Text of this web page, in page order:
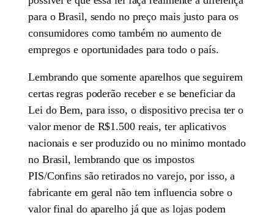
para o Brasil, sendo no preço mais justo para os
consumidores como também no aumento de
empregos e oportunidades para todo o país.
Lembrando que somente aparelhos que seguirem
certas regras poderão receber e se beneficiar da
Lei do Bem, para isso, o dispositivo precisa ter o
valor menor de R$1.500 reais, ter aplicativos
nacionais e ser produzido ou no minimo montado
no Brasil, lembrando que os impostos
PIS/Confins são retirados no varejo, por isso, a
fabricante em geral não tem influencia sobre o
valor final do aparelho já que as lojas podem